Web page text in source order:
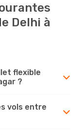
Delhi à
flexible
?
vols entre